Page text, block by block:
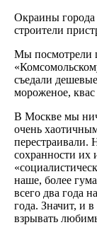
Окраины города
строители
Мы посмотрели
съедали
мороженое, квас
В Москве мы
очень
перестраивали.
сохранности их
наше, более
всего два года
года. Значит, и
взрывать